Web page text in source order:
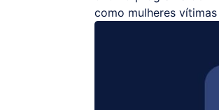
como mulheres